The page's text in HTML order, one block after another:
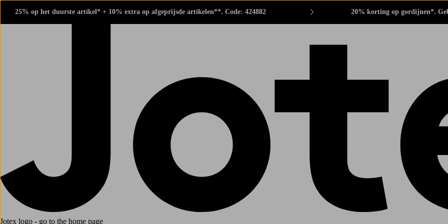
25% op het duurste artikel* + 10% extra op afgeprijsde artikelen**. Code: 424882 20% korting op gordijnen*.
Jotex logo - go to the home page